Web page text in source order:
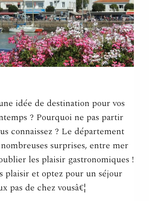
idée de destination pour vos
? Pourquoi ne pas partir
connaissez ? Le département
surprises, entre mer
les plaisir gastronomiques !
plaisir et optez pour un séjour
pas de chez vousâ€¦